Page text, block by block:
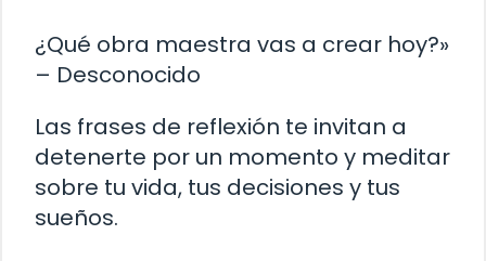
¿Qué obra maestra vas a crear hoy?»
– Desconocido
Las frases de reflexión te invitan a
detenerte por un momento y meditar
sobre tu vida, tus decisiones y tus
sueños.